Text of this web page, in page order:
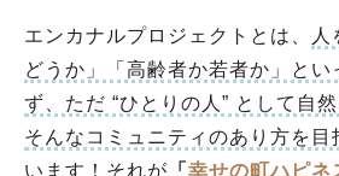
エンカナルプロジェクトとは、
人
どうか」「高齢者か若者か」とい
ず、ただ “ひとりの人” として自
そんなコミュニティのあり方を目
います！それが 「 幸せの町ハピネ